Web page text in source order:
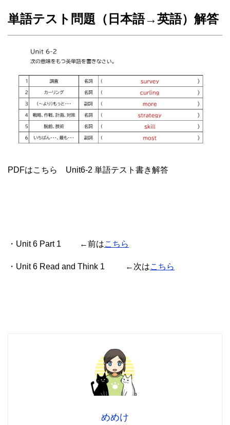
単語テスト問題（日本語→英語）解答
PDFはこちら Unit6-2 単語テスト書き解答
・Unit 6 Part 1 ←前はこちら
・Unit 6 Read and Think 1 ←次はこちら
めめけ